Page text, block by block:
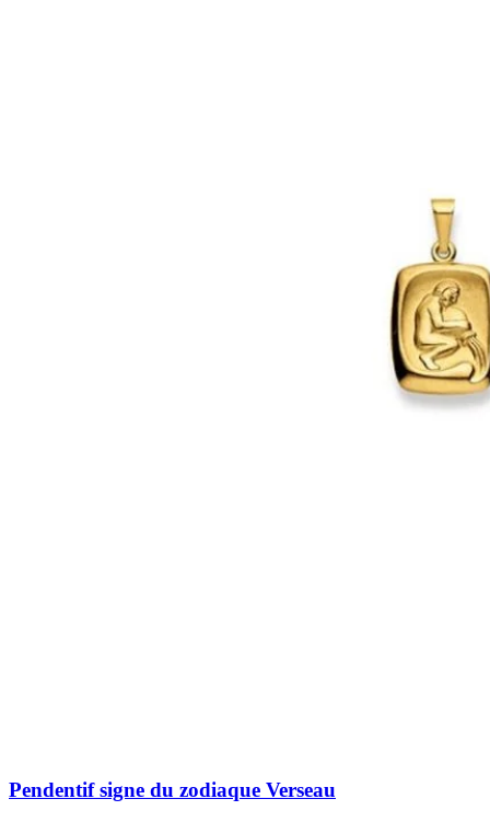
Pendentif signe du zodiaque Verseau